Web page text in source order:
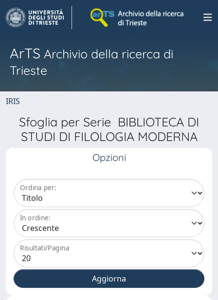
ArTS Archivio della ricerca di
Trieste
IRIS
Sfoglia per Serie BIBLIOTECA DI
STUDI DI FILOLOGIA MODERNA
Opzioni
Ordina per:
In ordine:
Risultati/Pagina